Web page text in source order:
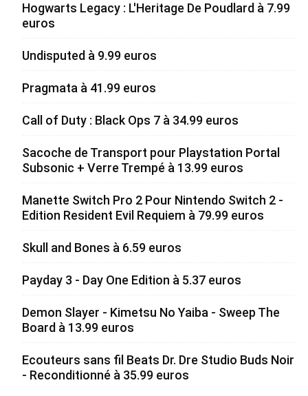
Hogwarts Legacy : L'Heritage De Poudlard à 7.99
euros
Undisputed à 9.99 euros
Pragmata à 41.99 euros
Call of Duty : Black Ops 7 à 34.99 euros
Sacoche de Transport pour Playstation Portal
Subsonic + Verre Trempé à 13.99 euros
Manette Switch Pro 2 Pour Nintendo Switch 2 -
Edition Resident Evil Requiem à 79.99 euros
Skull and Bones à 6.59 euros
Payday 3 - Day One Edition à 5.37 euros
Demon Slayer - Kimetsu No Yaiba - Sweep The
Board à 13.99 euros
Ecouteurs sans fil Beats Dr. Dre Studio Buds Noir
- Reconditionné à 35.99 euros